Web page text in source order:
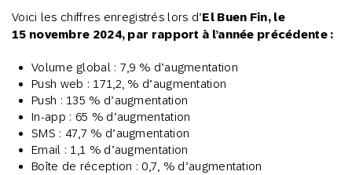
Voici les chiffres enregistrés lors d’El Buen Fin, le
15 novembre 2024, par rapport à l’année précédente :
Volume global : 7,9 % d’augmentation
Push web : 171,2, % d’augmentation
Push : 135 % d’augmentation
In-app : 65 % d’augmentation
SMS : 47,7 % d’augmentation
Email : 1,1 % d’augmentation
Boîte de réception : 0,7, % d’augmentation